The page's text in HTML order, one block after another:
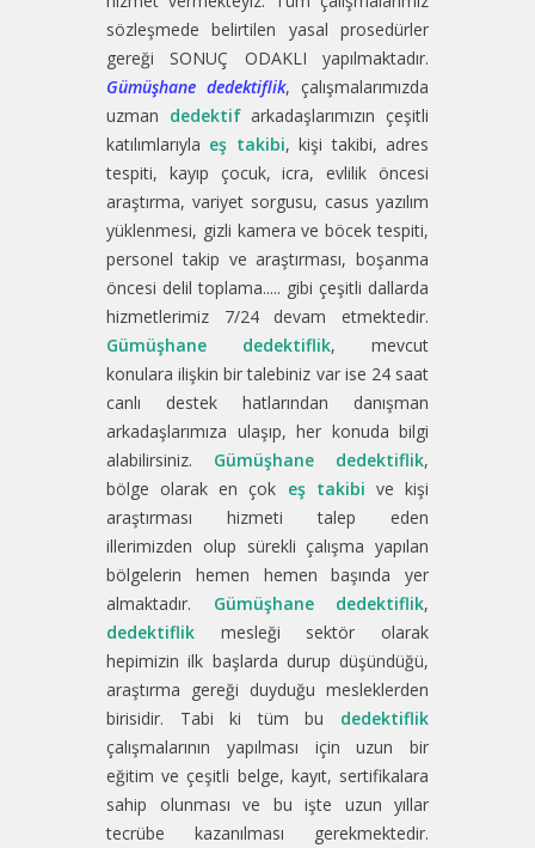
sözleşmede belirtilen yasal prosedürler
gereği SONUÇ ODAKLI yapılmaktadır.
Gümüşhane dedektiflik, çalışmalarımızda
uzman dedektifarkadaşlarımızın çeşitli
katılımlarıyla eş takibi, kişi takibi, adres
tespiti, kayıp çocuk, icra, evlilik öncesi
araştırma, variyet sorgusu, casus yazılım
yüklenmesi, gizli kamera ve böcek tespiti,
personel takip ve araştırması, boşanma
öncesi delil toplama..... gibi çeşitli dallarda
hizmetlerimiz 7/24 devam etmektedir.
Gümüşhane dedektiflik, mevcut
konulara ilişkin bir talebiniz var ise 24 saat
canlı destek hatlarından danışman
arkadaşlarımıza ulaşıp, her konuda bilgi
alabilirsiniz. Gümüşhane dedektiflik,
bölge olarak en çok eş takibi ve kişi
araştırması hizmeti talep eden
illerimizden olup sürekli çalışma yapılan
bölgelerin hemen hemen başında yer
almaktadır. Gümüşhane dedektiflik,
dedektiflik mesleği sektör olarak
hepimizin ilk başlarda durup düşündüğü,
araştırma gereği duyduğu mesleklerden
birisidir. Tabi ki tüm bu dedektiflik
çalışmalarının yapılması için uzun bir
eğitim ve çeşitli belge, kayıt, sertifikalara
sahip olunması ve bu işte uzun yıllar
tecrübe kazanılması gerekmektedir.